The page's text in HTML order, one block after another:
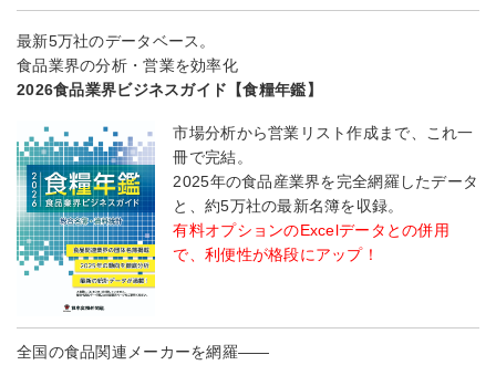
最新5万社のデータベース。
食品業界の分析・営業を効率化
2026食品業界ビジネスガイド【食糧年鑑】
市場分析から営業リスト作成まで、これ一
冊で完結。
2025年の食品産業界を完全網羅したデータ
と、約5万社の最新名簿を収録。
有料オプションのExcelデータとの併用
で、利便性が格段にアップ！
全国の食品関連メーカーを網羅――